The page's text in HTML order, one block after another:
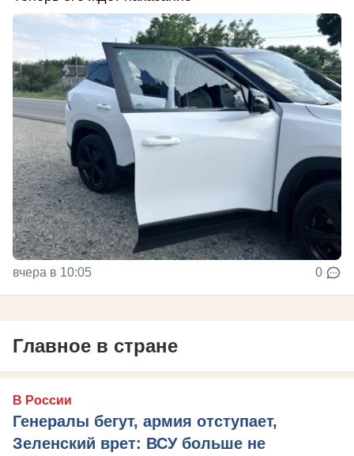
вчера в 10:05 0
Главное в стране
В России
Генералы бегут, армия отступает,
Зеленский врет: ВСУ больше не